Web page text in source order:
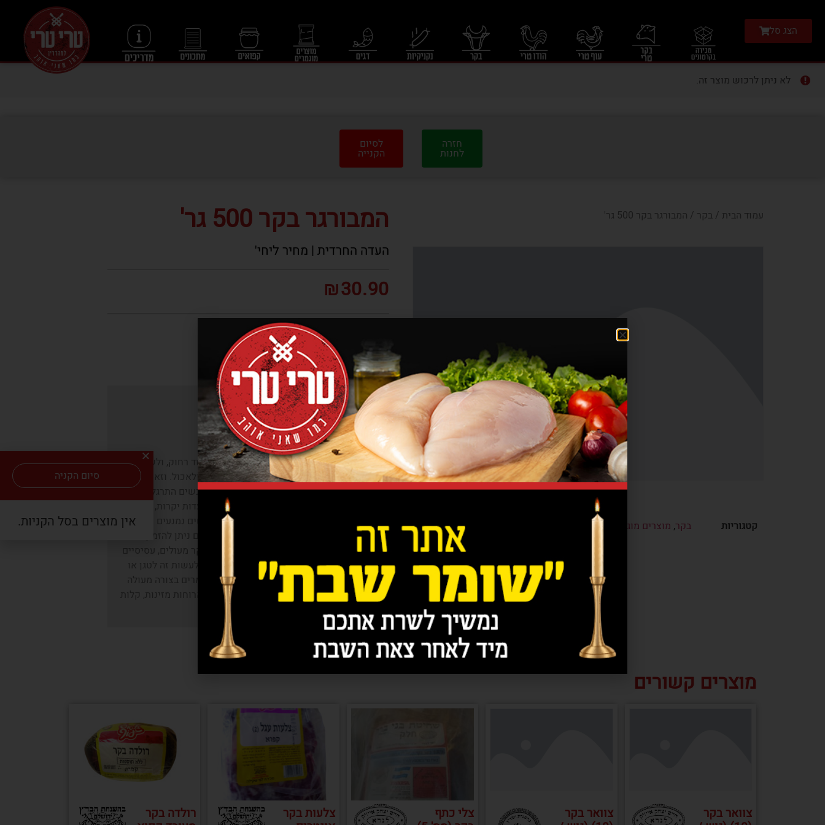
הצג סל
לא ניתן לרכוש מוצר זה.
חזרה
לחנות
לסיום
הקנייה
עמוד הבית / בקר / המבורגר בקר 500 גר'
קטגוריות בקר, מוצרים מוגמרים
המבורגר בקר 500 גר'
העדה החרדית | מחיר ליחי'
₪30.90
כדאי שתדעו!
בשביל להנות מהמבורגרבקרטוב אין צורך לנדוד רחוק, ולשלם יקר.
ניתן פשוט להזמין המבורגר בקר מוכן, לטגן, ולאכול. וזאת מבלי
להתפשר כלל על טעם ועל איכות. יותר מידי אנשים התרגלו לחשוב
בקיבעון, כי המבורגר בקר ניתן לאכול רק במסעדות יקרות, או להכין
בבית בהליך הכנה די מורכב וקשה. ולכן אנשים נמנעים זמן רב
מלאכול מאכל טעים זה. אז כדאי לדעת שמהיום ניתן להזמין במחיר
מעולה על גבול המצחיק, המבורגרים מבשר בקר מעולים, עסיסיים
ועשירים בטעמים מפנקים. וכל מה שנשאר לעשות זה לטגן או
לצרוב אותם ולאכול. ההמבורגרים האלה נשמרים בצורה מעולה
בהקפאה, כך שהם יכולים להיות פתרון טוב לארוחות מזינות, קלות
מוצרים קשורים
צוואר בקר צוואר בקר צלי כתף צלעות בקר רולדה בקר
סיום הקניה
אין מוצרים בסל הקניות.